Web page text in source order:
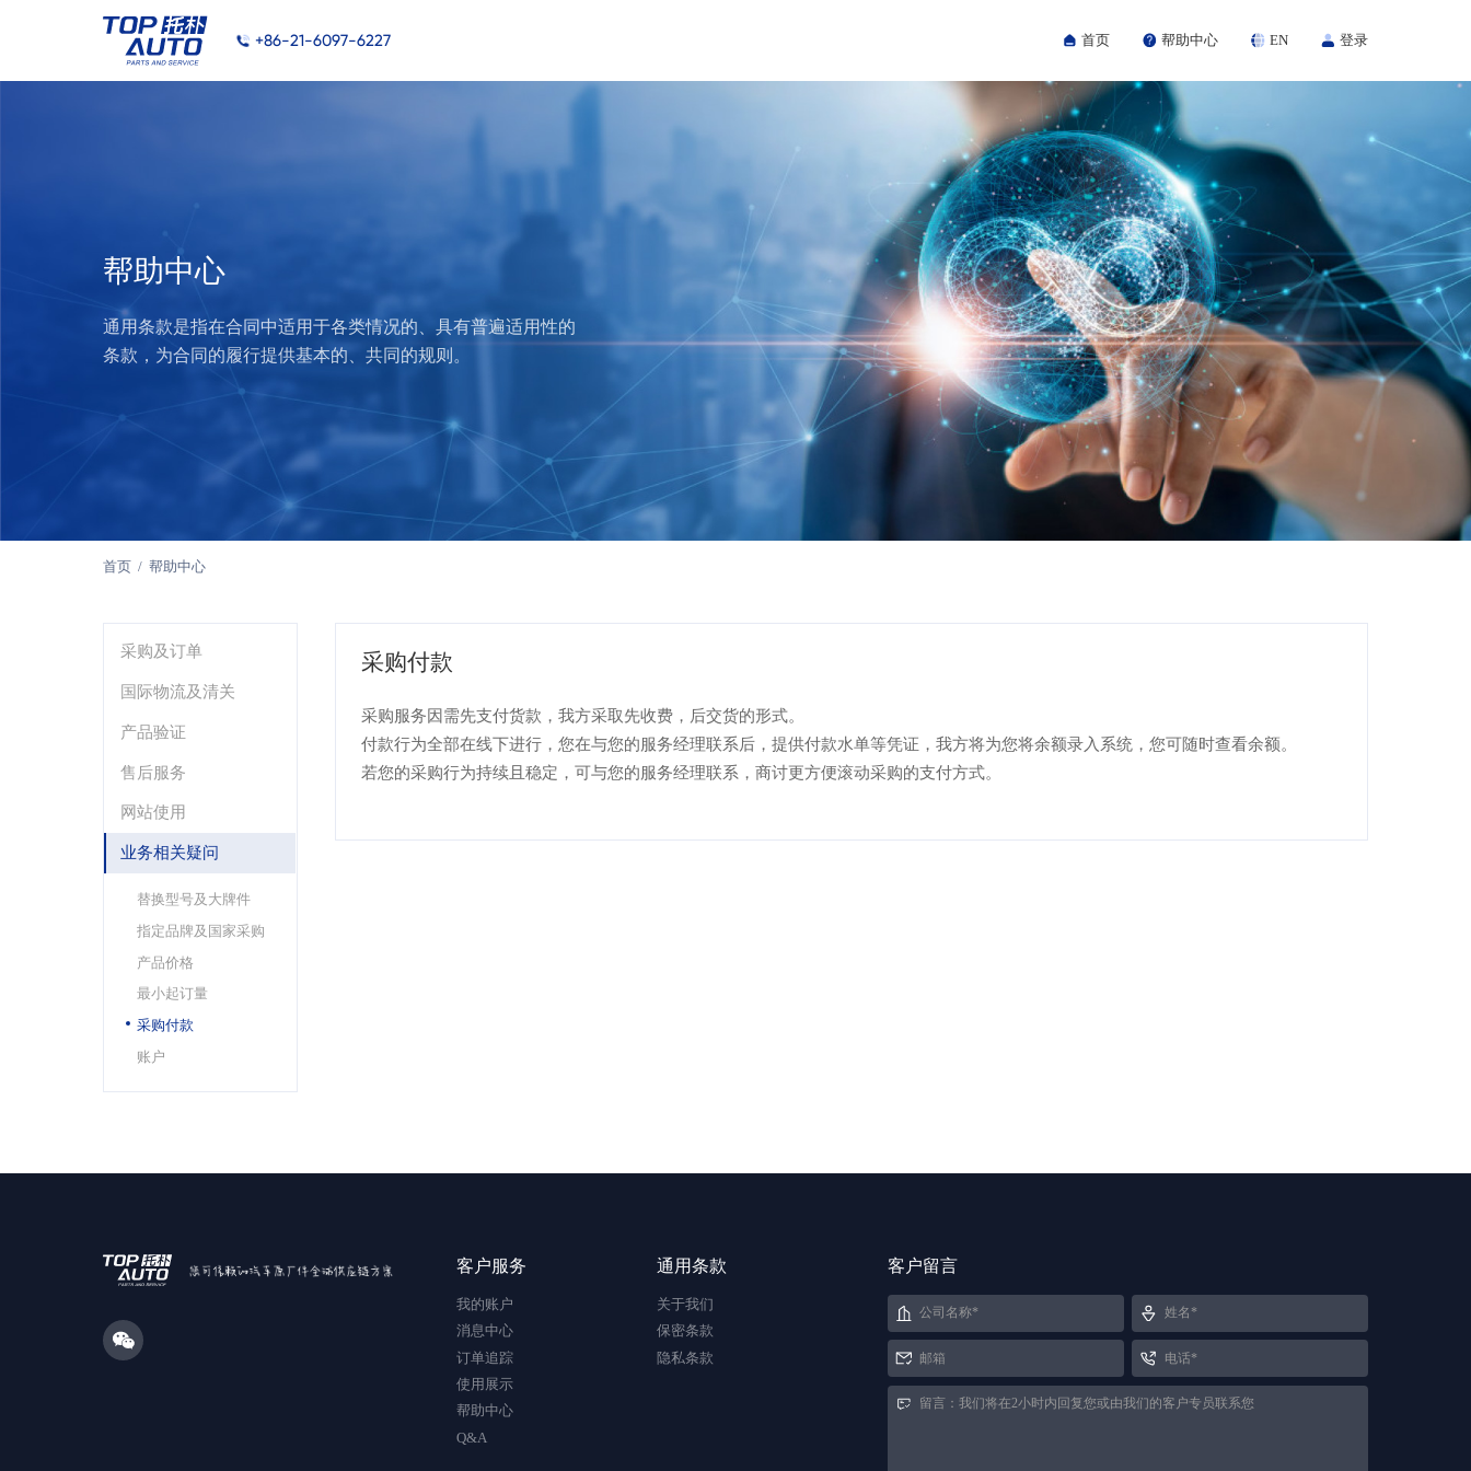
+86-21-6097-6227 首页 帮助中心 EN 登录
帮助中心
通用条款是指在合同中适用于各类情况的、具有普遍适用性的
条款，为合同的履行提供基本的、共同的规则。
首页 / 帮助中心
采购及订单
国际物流及清关
产品验证
售后服务
网站使用
业务相关疑问
替换型号及大牌件
指定品牌及国家采购
产品价格
最小起订量
采购付款
账户
采购付款
采购服务因需先支付货款，我方采取先收费，后交货的形式。
付款行为全部在线下进行，您在与您的服务经理联系后，提供付款水单等凭证，我方将为您将余额录入系统，您可随时查看余额。
若您的采购行为持续且稳定，可与您的服务经理联系，商讨更方便滚动采购的支付方式。
客户服务
我的账户
消息中心
订单追踪
使用展示
帮助中心
Q&A
通用条款
关于我们
保密条款
隐私条款
客户留言